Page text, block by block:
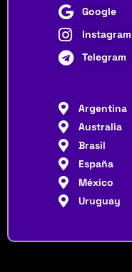
Google
Instagram
Telegram
Argentina
Australia
Brasil
España
México
Uruguay